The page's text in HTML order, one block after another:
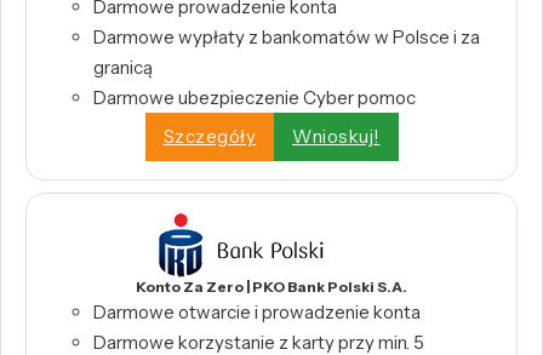
Darmowe prowadzenie konta
Darmowe wypłaty z bankomatów w Polsce i za
granicą
Darmowe ubezpieczenie Cyber pomoc
Szczegóły
Wnioskuj!
Konto Za Zero | PKO Bank Polski S.A.
Darmowe otwarcie i prowadzenie konta
Darmowe korzystanie z karty przy min. 5